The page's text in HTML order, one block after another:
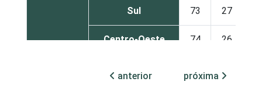
Sul 73 27
Centro-Oeste 74 26
patronais e
63 37
anterior próxima